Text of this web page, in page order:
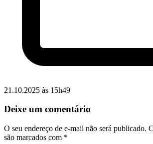
21.10.2025 às 15h49
Deixe um comentário
O seu endereço de e-mail não será publicado.
são marcados com *